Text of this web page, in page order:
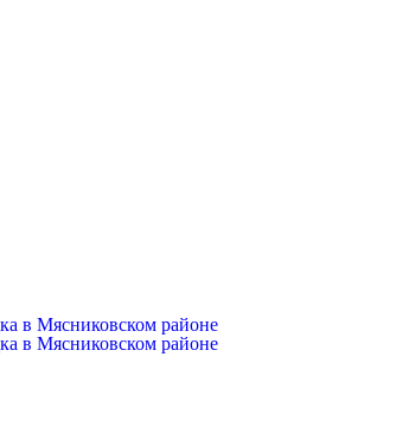
в Мясниковском районе
в Мясниковском районе